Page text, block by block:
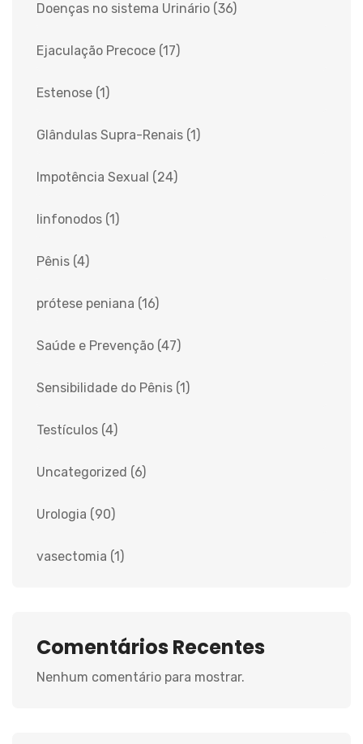
Doenças no sistema Urinário (36)
Ejaculação Precoce (17)
Estenose (1)
Glândulas Supra-Renais (1)
Impotência Sexual (24)
linfonodos (1)
Pênis (4)
prótese peniana (16)
Saúde e Prevenção (47)
Sensibilidade do Pênis (1)
Testículos (4)
Uncategorized (6)
Urologia (90)
vasectomia (1)
Comentários Recentes
Nenhum comentário para mostrar.